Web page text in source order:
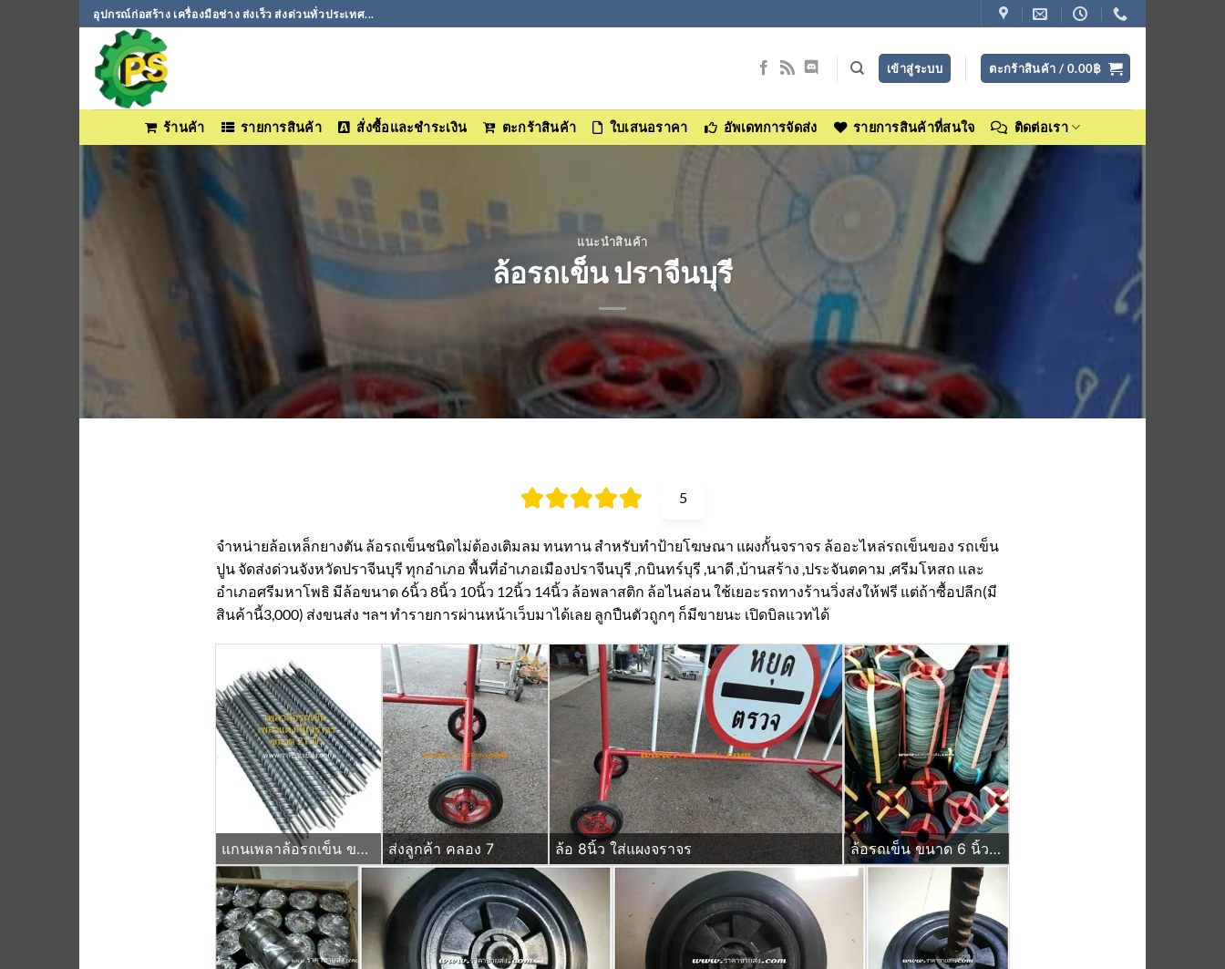
ข้าม
ไป
เนื้อหา
อุปกรณ์ก่อสร้าง เครื่องมือช่าง ส่งเร็ว ส่งด่วนทั่วประเทศ...
เข้าสู่ระบบ ตะกร้าสินค้า / 0.00฿
ร้านค้า รายการสินค้า สั่งซื้อและชำระเงิน ตะกร้าสินค้า ใบเสนอราคา อัพเดทการจัดส่ง รายการสินค้าที่สนใจ ติดต่อเรา
แนะนำสินค้า
ล้อรถเข็น ปราจีนบุรี
5
จำหน่ายล้อเหล็กยางตัน ล้อรถเข็นชนิดไม่ต้องเติมลม ทนทาน สำหรับทำป้ายโฆษณา แผงกั้นจราจร ล้ออะไหล่รถเข็นของ รถเข็น
ปูน จัดส่งด่วนจังหวัดปราจีนบุรี ทุกอำเภอ พื้นที่อำเภอเมืองปราจีนบุรี ,กบินทร์บุรี ,นาดี ,บ้านสร้าง ,ประจันตคาม ,ศรีมโหสถ และ
อำเภอศรีมหาโพธิ มีล้อขนาด 6นิ้ว 8นิ้ว 10นิ้ว 12นิ้ว 14นิ้ว ล้อพลาสติก ล้อไนล่อน ใช้เยอะรถทางร้านวิ่งส่งให้ฟรี แต่ถ้าซื้อปลีก(มี
สินค้านี้3,000) ส่งขนส่ง ฯลฯ ทำรายการผ่านหน้าเว็บมาได้เลย ลูกปืนตัวถูกๆ ก็มีขายนะ เปิดบิลแวทได้
แกนเพลาล้อรถเข็น ขนาด 21 นิ้ว แบบกิ๊ปล๊อค (เจาะรูปลาย) ส่งลูกค้า คลอง 7 ล้อ 8นิ้ว ใส่แผงจราจร ล้อรถเข็น ขนาด 6 นิ้ว ลูกล้อยางตัน สำหรับใส่แผงกั้นจราจร ป้ายหยุดตรวจ ชนิดมีบ่าใส่ตลับลูกปืน